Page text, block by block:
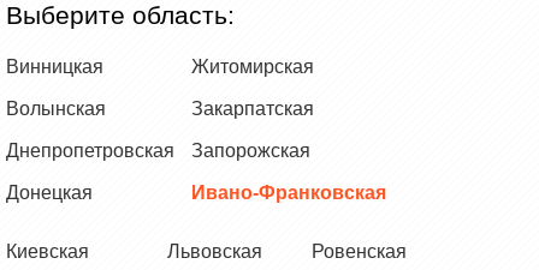
Выберите область:
Винницкая
Волынская
Днепропетровская
Донецкая
Житомирская
Закарпатская
Запорожская
Ивано-Франковская
Киевская Львовская Ровенская